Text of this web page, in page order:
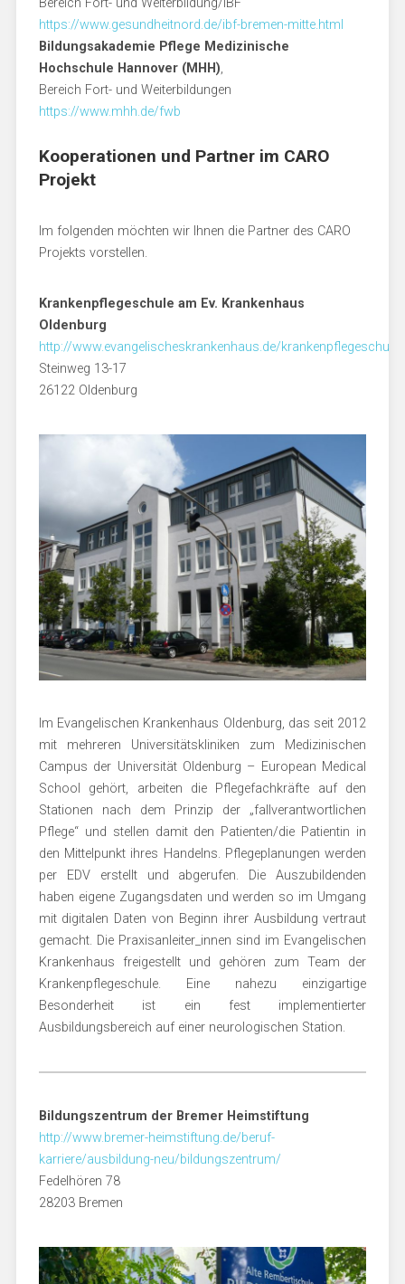
Bereich Fort- und Weiterbildung/IBF
https://www.gesundheitnord.de/ibf-bremen-mitte.html
Bildungsakademie Pflege Medizinische
Hochschule Hannover (MHH),
Bereich Fort- und Weiterbildungen
https://www.mhh.de/fwb
Kooperationen und Partner im CARO
Projekt
Im folgenden möchten wir Ihnen die Partner des CARO
Projekts vorstellen.
Krankenpflegeschule am Ev. Krankenhaus
Oldenburg
http://www.evangelischeskrankenhaus.de/
Steinweg 13-17
26122 Oldenburg
Im Evangelischen Krankenhaus Oldenburg, das seit 2012
mit mehreren Universitätskliniken zum Medizinischen
Campus der Universität Oldenburg – European Medical
School gehört, arbeiten die Pflegefachkräfte auf den
Stationen nach dem Prinzip der „fallverantwortlichen
Pflege“ und stellen damit den Patienten/die Patientin in
den Mittelpunkt ihres Handelns. Pflegeplanungen werden
per EDV erstellt und abgerufen. Die Auszubildenden
haben eigene Zugangsdaten und werden so im Umgang
mit digitalen Daten von Beginn ihrer Ausbildung vertraut
gemacht. Die Praxisanleiter_innen sind im Evangelischen
Krankenhaus freigestellt und gehören zum Team der
Krankenpflegeschule. Eine nahezu einzigartige
Besonderheit ist ein fest implementierter
Ausbildungsbereich auf einer neurologischen Station.
Bildungszentrum der Bremer Heimstiftung
http://www.bremer-heimstiftung.de/beruf-
karriere/ausbildung-neu/bildungszentrum/
Fedelhören 78
28203 Bremen